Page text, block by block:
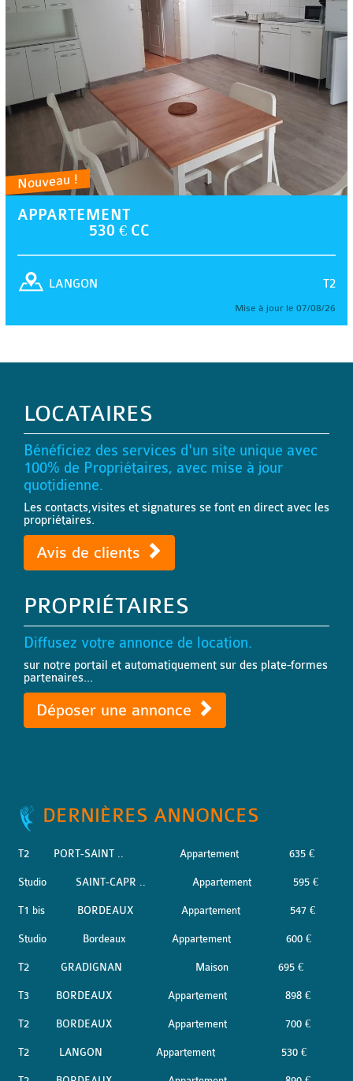
Nouveau !
APPARTEMENT
530 € CC
T2
LANGON
Mise à jour le 07/08/26
LOCATAIRES
Bénéficiez des services d'un site unique avec
100% de Propriétaires, avec mise à jour
quotidienne.
Les contacts,visites et signatures se font en direct avec les
propriétaires.
Avis de clients
PROPRIÉTAIRES
Diffusez votre annonce de location.
sur notre portail et automatiquement sur des plate-formes
partenaires...
Déposer une annonce
DERNIÈRES ANNONCES
T2 PORT-SAINT .. Appartement 635 €
Studio SAINT-CAPR .. Appartement 595 €
T1 bis BORDEAUX Appartement 547 €
Studio Bordeaux Appartement 600 €
T2 GRADIGNAN Maison 695 €
T3 BORDEAUX Appartement 898 €
T2 BORDEAUX Appartement 700 €
T2 LANGON Appartement 530 €